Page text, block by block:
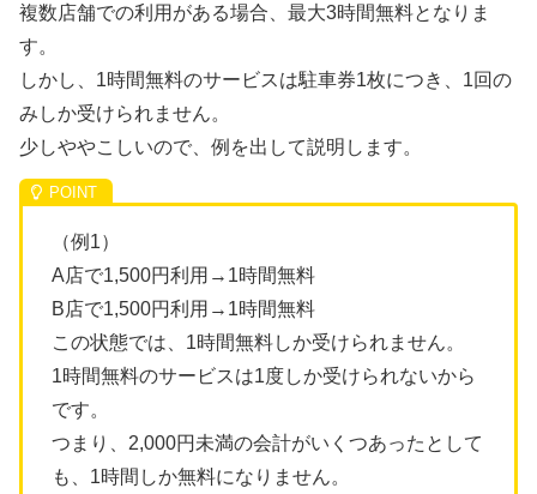
複数店舗での利用がある場合、最大3時間無料となりま
す。
しかし、1時間無料のサービスは駐車券1枚につき、1回の
みしか受けられません。
少しややこしいので、例を出して説明します。
（例1）
A店で1,500円利用→1時間無料
B店で1,500円利用→1時間無料
この状態では、1時間無料しか受けられません。
1時間無料のサービスは1度しか受けられないから
です。
つまり、2,000円未満の会計がいくつあったとして
も、1時間しか無料になりません。